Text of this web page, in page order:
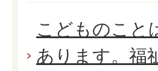
こどものこと
あります。福